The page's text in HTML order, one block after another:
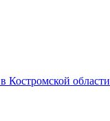
Костромской области